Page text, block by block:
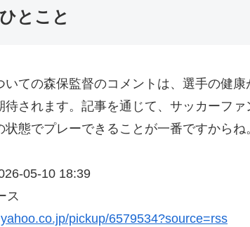
とこと
いての森保監督のコメントは、選手の健
待されます。記事を通じて、サッカーフ
状態でプレーできることが一番ですからね
05-10 18:39
ス
pickup/6579534?source=rss